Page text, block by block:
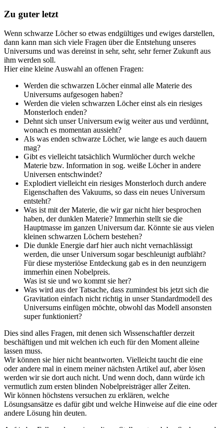
Zu guter letzt
Wenn schwarze Löcher so etwas endgültiges und ewiges darstellen,
dann kann man sich viele Fragen über die Entstehung unseres
Universums und was dereinst in sehr, sehr, sehr ferner Zukunft aus
ihm werden soll.
Hier eine kleine Auswahl an offenen Fragen:
Werden die schwarzen Löcher einmal alle Materie des
Universums aufgesogen haben?
Werden die vielen schwarzen Löcher einst als ein riesiges
Monsterloch enden?
Dehnt sich unser Universum ewig weiter aus und verdünnt,
wonach es momentan aussieht?
Als was enden schwarze Löcher, wie lange es auch dauern
mag?
Gibt es vielleicht tatsächlich Wurmlöcher durch welche
Materie bzw. Information in sog. weiße Löcher in andere
Universen entschwindet?
Explodiert vielleicht ein riesiges Monsterloch durch andere
Eigenschaften des Vakuums, so dass ein neues Universum
entsteht?
Was ist mit der Materie, die wir gar nicht hier besprochen
haben, der dunklen Materie? Immerhin stellt sie die
Hauptmasse im ganzen Universum dar. Könnte sie aus vielen
kleinen schwarzen Löchern bestehen?
Die dunkle Energie darf hier auch nicht vernachlässigt
werden, die unser Universum sogar beschleunigt aufbläht?
Für diese mysteriöse Entdeckung gab es in den neunzigern
immerhin einen Nobelpreis.
Was ist sie und wo kommt sie her?
Was wird aus der Tatsache, dass zumindest bis jetzt sich die
Gravitation einfach nicht richtig in unser Standardmodell des
Universums einfügen möchte, obwohl das Modell ansonsten
super funktioniert?
Dies sind alles Fragen, mit denen sich Wissenschaftler derzeit
beschäftigen und mit welchen ich euch für den Moment alleine
lassen muss.
Wir können sie hier nicht beantworten. Vielleicht taucht die eine
oder andere mal in einem meiner nächsten Artikel auf, aber lösen
werden wir sie dort auch nicht. Und wenn doch, dann würde ich
vermutlich zum ersten blinden Nobelpreisträger aller Zeiten.
Wir können höchstens versuchen zu erklären, welche
Lösungsansätze es dafür gibt und welche Hinweise auf die eine oder
andere Lösung hin deuten.